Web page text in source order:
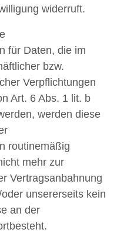
widerruft.
für Daten, die im
bzw.
Verpflichtungen
Art. 6 Abs. 1 lit. b
werden diese
routinemäßig
mehr zur
Vertragsanbahnung
unsererseits kein
an der